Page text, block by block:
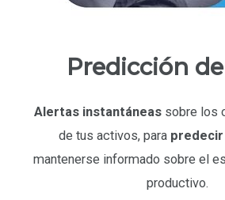
Predicción
Alertas instantáneas sobre los
de tus activos, para predecir
mantenerse informado sobre el
productivo.